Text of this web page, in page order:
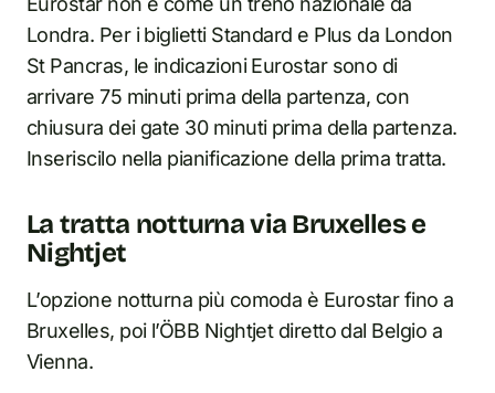
Londra. Per i biglietti Standard e Plus da London
St Pancras, le indicazioni Eurostar sono di
arrivare 75 minuti prima della partenza, con
chiusura dei gate 30 minuti prima della partenza.
Inseriscilo nella pianificazione della prima tratta.
La tratta notturna via Bruxelles e
Nightjet
L’opzione notturna più comoda è Eurostar fino a
Bruxelles, poi l’ÖBB Nightjet diretto dal Belgio a
Vienna.